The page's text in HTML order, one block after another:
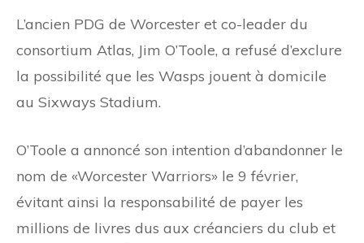
L’ancien PDG de Worcester et co-leader du
consortium Atlas, Jim O’Toole, a refusé d’exclure
la possibilité que les Wasps jouent à domicile
au Sixways Stadium.
O’Toole a annoncé son intention d’abandonner le
nom de «Worcester Warriors» le 9 février,
évitant ainsi la responsabilité de payer les
millions de livres dus aux créanciers du club et